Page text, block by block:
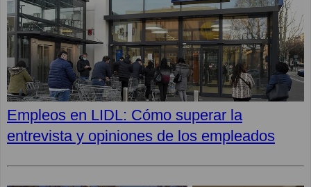
Empleos en LIDL: Cómo superar la
entrevista y opiniones de los empleados